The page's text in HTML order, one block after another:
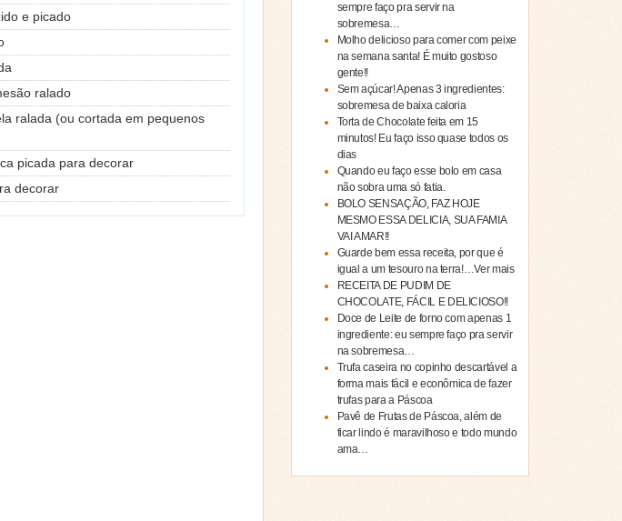
e picado
ralado
ralada (ou cortada em pequenos
picada para decorar
decorar
sempre faço pra servir na
sobremesa…
Molho delicioso para comer com peixe
na semana santa! É muito gostoso
gente!!
Sem açúcar! Apenas 3 ingredientes:
sobremesa de baixa caloria
Torta de Chocolate feita em 15
minutos! Eu faço isso quase todos os
dias
Quando eu faço esse bolo em casa
não sobra uma só fatia.
BOLO SENSAÇÃO, FAZ HOJE
MESMO ESSA DELICIA, SUA FAMIA
VAI AMAR!!
Guarde bem essa receita, por que é
igual a um tesouro na terra!…Ver mais
RECEITA DE PUDIM DE
CHOCOLATE, FÁCIL E DELICIOSO!!
Doce de Leite de forno com apenas 1
ingrediente: eu sempre faço pra servir
na sobremesa…
Trufa caseira no copinho descartável a
forma mais fácil e econômica de fazer
trufas para a Páscoa
Pavê de Frutas de Páscoa, além de
ficar lindo é maravilhoso e todo mundo
ama…